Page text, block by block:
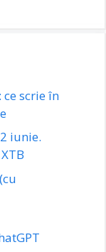
scrie în
iunie.